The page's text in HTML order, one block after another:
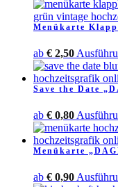
Menükarte
ab € 2,50
Save the Date
ab € 0,80
Menükarte
ab € 0,90